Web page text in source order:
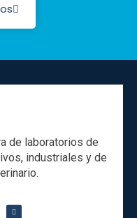
de laboratorios de
industriales y de